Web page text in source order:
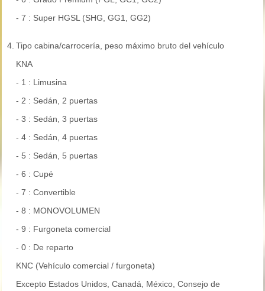
- 7 : Super HGSL (SHG, GG1, GG2)
4. Tipo cabina/carrocería, peso máximo bruto del vehículo
KNA
- 1 : Limusina
- 2 : Sedán, 2 puertas
- 3 : Sedán, 3 puertas
- 4 : Sedán, 4 puertas
- 5 : Sedán, 5 puertas
- 6 : Cupé
- 7 : Convertible
- 8 : MONOVOLUMEN
- 9 : Furgoneta comercial
- 0 : De reparto
KNC (Vehículo comercial / furgoneta)
Excepto Estados Unidos, Canadá, México, Consejo de